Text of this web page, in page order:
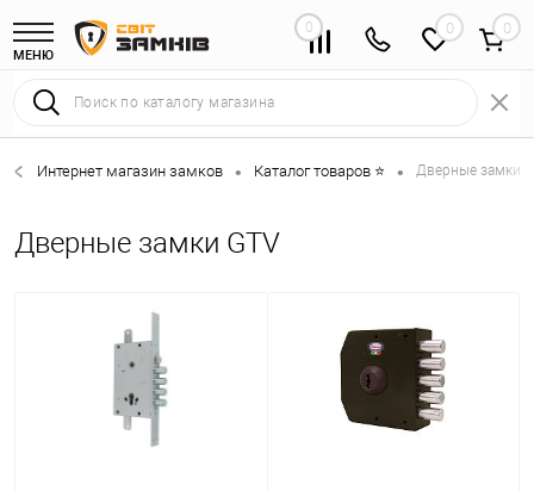
МЕНЮ
0 0
Интернет магазин замков • Каталог товаров ⭐ • Дверные замки
Дверные замки GTV